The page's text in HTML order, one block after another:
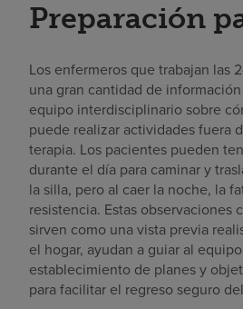
Preparación
Los enfermeros que trabajan las
una gran cantidad de
equipo interdisciplinario sobre
puede realizar actividades fuera
terapia. Los pacientes pueden
durante el día para caminar y
la silla, pero al caer la noche, la
resistencia. Estas observaciones
sirven como una vista previa
el hogar, ayudan a guiar al
establecimiento de planes y
para facilitar el regreso seguro